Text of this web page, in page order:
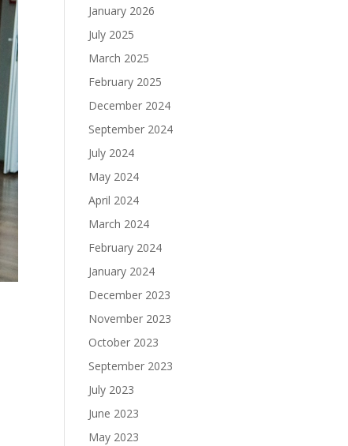
January 2026
July 2025
March 2025
February 2025
December 2024
September 2024
July 2024
May 2024
April 2024
March 2024
February 2024
January 2024
December 2023
November 2023
October 2023
September 2023
July 2023
June 2023
May 2023